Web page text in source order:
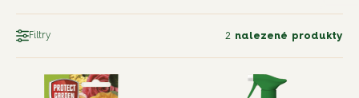
Filtry 2 nalezené produkty